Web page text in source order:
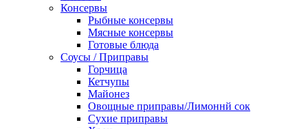
Консервы
Рыбные консервы
Мясные консервы
Готовые блюда
Соусы / Приправы
Горчица
Кетчупы
Майонез
Овощные приправы/Лимоннй сок
Сухие приправы